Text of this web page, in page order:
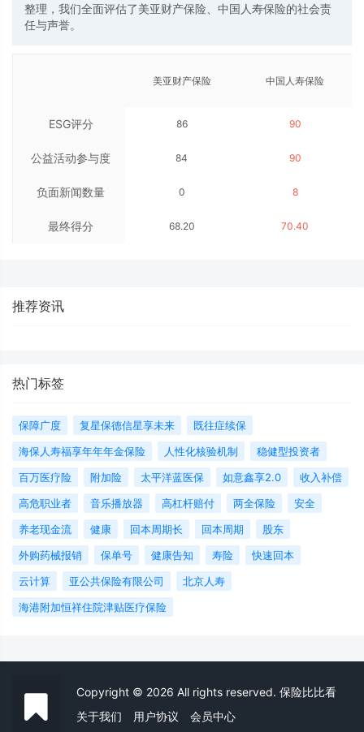
整理，我们全面评估了美亚财产保险、中国人寿保险的社会责
任与声誉。
ESG评分
公益活动参与度
负面新闻数量
最终得分
美亚财产保险
86
84
0
68.20
中国人寿保险
90
90
8
70.40
推荐资讯
热门标签
保障广度 复星保德信星享未来
既往症续保
海保人寿福享年年年金保险
人性化核验机制
稳健型投资者
百万医疗险
附加险 太平洋蓝医保 如意鑫享2.0
收入补偿
高危职业者
音乐播放器 高杠杆赔付 两全保险
安全
养老现金流
健康 回本周期长 回本周期
股东
外购药械报销
保单号 健康告知 寿险
快速回本
云计算
亚公共保险有限公司
北京人寿
海港附加恒祥住院津贴医疗保险
Copyright © 2026 All rights reserved. 保险比比看
关于我们
用户协议 会员中心